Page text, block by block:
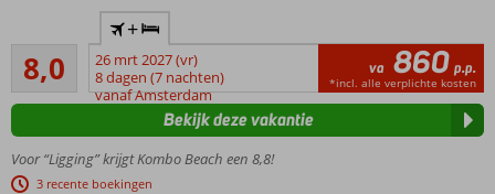
Direct aan
zandstrand
Zwembad
met
Zeer
vriendelijk
8,0
Zeer goed
306
beoordelingen
+
26 mrt 2027 (vr)
8 dagen (7 nachten)
vanaf Amsterdam
va 860 p.p.
*incl. alle verplichte kosten
Voor “Ligging” krijgt Kombo Beach een 8,8!
3 recente boekingen
Bekijk deze vakantie